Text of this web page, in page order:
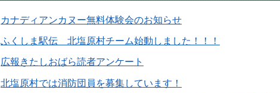
カナディアンカヌー無料体験会のお知らせ
ふくしま駅伝 北塩原村チーム始動しました！！！
広報きたしおばら読者アンケート
北塩原村では消防団員を募集しています！